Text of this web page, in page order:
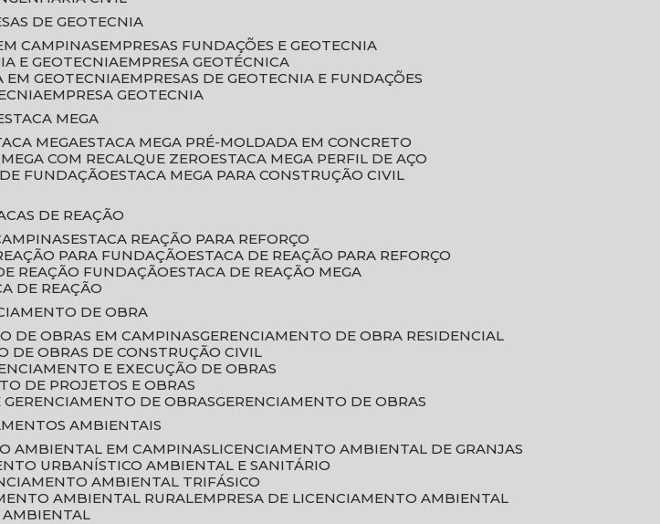
DE GEOTECNIA
CAMPINAS
EMPRESAS FUNDAÇÕES E GEOTECNIA
E GEOTECNIA EMPRESA GEOTÉCNICA
EM GEOTECNIA EMPRESAS DE GEOTECNIA E FUNDAÇÕES
EMPRESA GEOTECNIA
ESTACA MEGA
MEGA ESTACA MEGA PRÉ-MOLDADA EM CONCRETO
MEGA COM RECALQUE ZERO
ESTACA MEGA PERFIL DE AÇO
DE FUNDAÇÃO
ESTACA MEGA PARA CONSTRUÇÃO CIVIL
DE REAÇÃO
ESTACA REAÇÃO PARA REFORÇO
PARA FUNDAÇÃO
ESTACA DE REAÇÃO PARA REFORÇO
REAÇÃO FUNDAÇÃO
ESTACA DE REAÇÃO MEGA
DE REAÇÃO
DE OBRA
DE OBRAS EM CAMPINAS
GERENCIAMENTO DE OBRA RESIDENCIAL
DE OBRAS DE CONSTRUÇÃO CIVIL
E EXECUÇÃO DE OBRAS
DE PROJETOS E OBRAS
GERENCIAMENTO DE OBRAS
GERENCIAMENTO DE OBRAS
AMBIENTAIS
AMBIENTAL EM CAMPINAS LICENCIAMENTO AMBIENTAL DE GRANJAS
URBANÍSTICO AMBIENTAL E SANITÁRIO
AMBIENTAL TRIFÁSICO
AMBIENTAL RURAL EMPRESA DE LICENCIAMENTO AMBIENTAL
AMBIENTAL